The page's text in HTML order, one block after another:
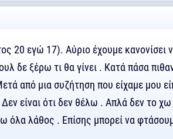
20 εγώ 17). Αύριο έχουμε κανονίσει
δε ξέρω τι θα γίνει . Κατά πάσα
από μια συζήτηση που είχαμε μου
είναι ότι δεν θέλω . Απλά δεν το χω
όλα λάθος . Επίσης μπορεί να